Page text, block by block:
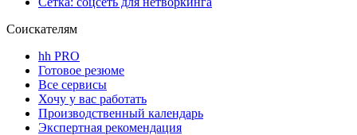
Соискателям
hh PRO
Готовое резюме
Все сервисы
Хочу у вас работать
Производственный календарь
Экспертная рекомендация